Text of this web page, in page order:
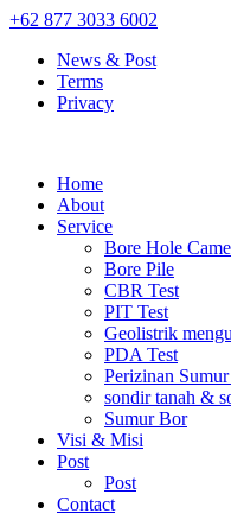
+62 877 3033 6002
News & Post
Terms
Privacy
Home
About
Service
Bore Hole
Bore Pile
CBR Test
PIT Test
Geolistrik
PDA Test
Perizinan
sondir tanah &
Sumur Bor
Visi & Misi
Post
Post
Contact